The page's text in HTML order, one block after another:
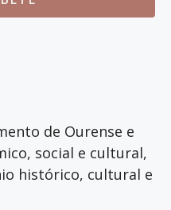
de Ourense e
social e cultural,
histórico, cultural e